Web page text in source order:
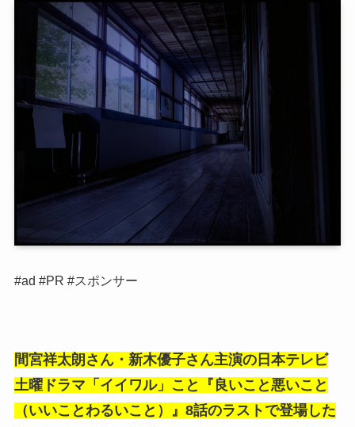
#ad #PR #スポンサー
間宮祥太朗さん・ 新木優子さん主演の日本テレビ
土曜ドラマ「イイワル」こと『良いこと悪いこと
（いいことわるいこと）』8話のラストで登場した